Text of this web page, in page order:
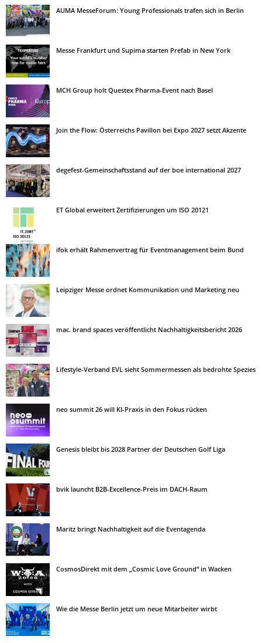
AUMA MesseForum: Young Professionals trafen sich in Berlin
Messe Frankfurt und Supima starten Prefab in New York
MCH Group holt Questex Pharma-Event nach Basel
Join the Flow: Österreichs Pavillon bei Expo 2027 setzt Akzente
degefest-Gemeinschaftsstand auf der boe international 2027
ET Global erweitert Zertifizierungen um ISO 20121
ifok erhält Rahmenvertrag für Eventmanagement beim Bund
Leipziger Messe ordnet Kommunikation und Marketing neu
mac. brand spaces veröffentlicht Nachhaltigkeitsbericht 2026
Lifestyle-Verband EVL sieht Sommermessen als bedrohte Spezies
neo summit 26 will KI-Praxis in den Fokus rücken
Genesis bleibt bis 2028 Partner der Deutschen Golf Liga
bvik launcht B2B-Excellence-Preis im DACH-Raum
Maritz bringt Nachhaltigkeit auf die Eventagenda
CosmosDirekt mit dem „Cosmic Love Ground“ in Wacken
Wie die Messe Berlin jetzt um neue Mitarbeiter wirbt